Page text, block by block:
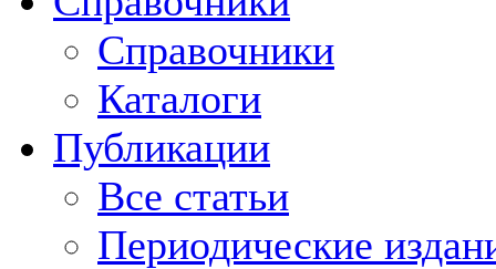
Справочники
Каталоги
Публикации
Все статьи
Периодические